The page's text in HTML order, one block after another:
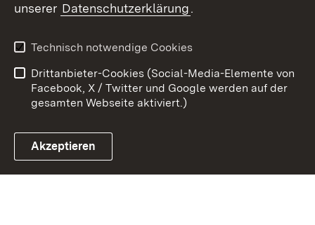
Link zum Landesportal
Barrierefreiheit
Benutzungshinweise
Impressum
Cookies
unserer Datenschutzerklärung.
Technisch notwendige Cookies
Drittanbieter-Cookies (Social-Media-Elemente von
Facebook, X / Twitter und Google werden auf der
gesamten Webseite aktiviert.)
Akzeptieren